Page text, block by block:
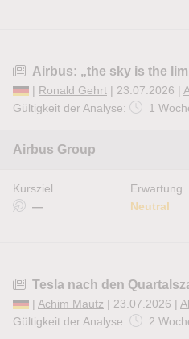
Airbus: „the sky is the
| Ronald Gehrt | 23.07.2026 |
Gültigkeit der Analyse:
1
Airbus Group
Kursziel
—
Erwartung
Neutral
Tesla nach den
| Achim Mautz | 23.07.2026 |
Gültigkeit der Analyse:
2